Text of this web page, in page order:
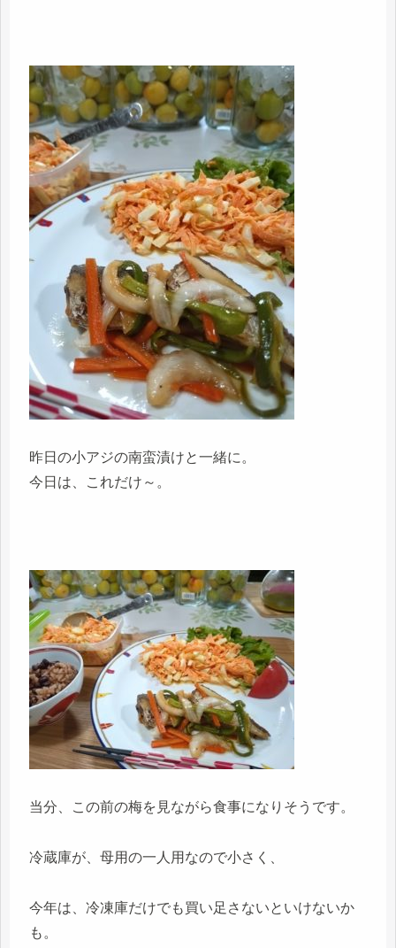
昨日の小アジの南蛮漬けと一緒に。
今日は、これだけ～。
当分、この前の梅を見ながら食事になりそうです。
冷蔵庫が、母用の一人用なので小さく、
今年は、冷凍庫だけでも買い足さないといけないか
も。